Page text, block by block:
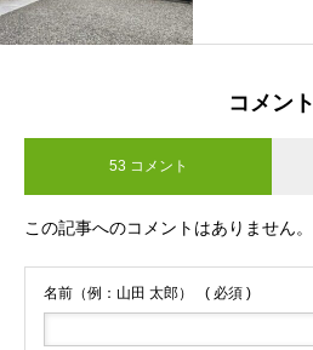
コメント
53 コメント
この記事へのコメントはありません。
名前（例：山田 太郎） ( 必須 )